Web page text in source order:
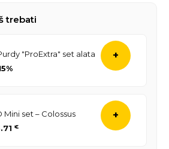
trebati
"ProExtra" set alata
+
Mini set – Colossus
€Trenutna
+